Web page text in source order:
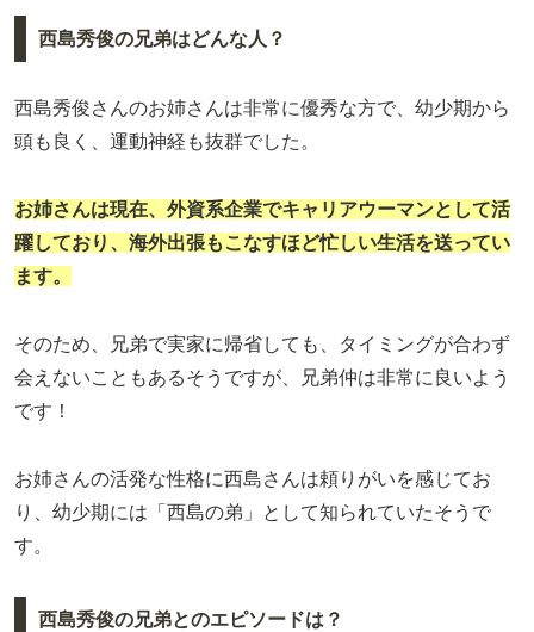
西島秀俊の兄弟はどんな人？
西島秀俊さんのお姉さんは非常に優秀な方で、幼少期から
頭も良く、運動神経も抜群でした。
お姉さんは現在、外資系企業でキャリアウーマンとして活
躍しており、海外出張もこなすほど忙しい生活を送ってい
ます。
そのため、兄弟で実家に帰省しても、タイミングが合わず
会えないこともあるそうですが、兄弟仲は非常に良いよう
です！
お姉さんの活発な性格に西島さんは頼りがいを感じてお
り、幼少期には「西島の弟」として知られていたそうで
す。
西島秀俊の兄弟とのエピソードは？